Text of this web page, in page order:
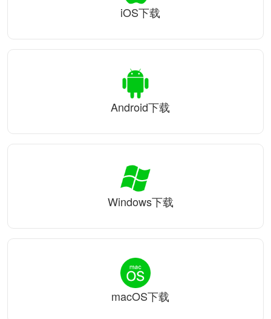
iOS下载
Android下载
Windows下载
macOS下载